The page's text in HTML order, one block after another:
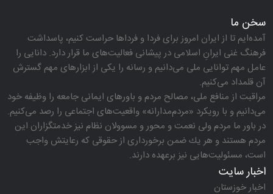
سخن ما
آمده‌ایم تا از ایران امروز برای فردا و فرداها حراست كنیم، پاسداشت
فرهنگ غنی ایرانِ اسلامی در پیشانی فعالیت‌های ما قرار دارد. دانایی را
عامل مهم توانایی ملی می‌دانیم و رسانه را یكی از ابزارهای مهم گسترش
آن قلمداد می‌كنیم.
مراقبت از منافع ملی، مصالح مردم و باورهای ایمانی جامعه را وظیفه خود
می‌دانیم و با رویكرد «مردم‌مدارانه‌» واقعیت‌های اجتماعی را رصد می‌كنیم.
در باور ما مردم ولی نعمت و محور و مسوولان نظام نیز خدمتگزاران این
مردم هستند و هر یك ضمن برخورداری از حقوقی كه رعایتش واجب
است، مسئولیت‌هایی نیز برعهده دارند.
اخبار سایت
اخبار خوزستان